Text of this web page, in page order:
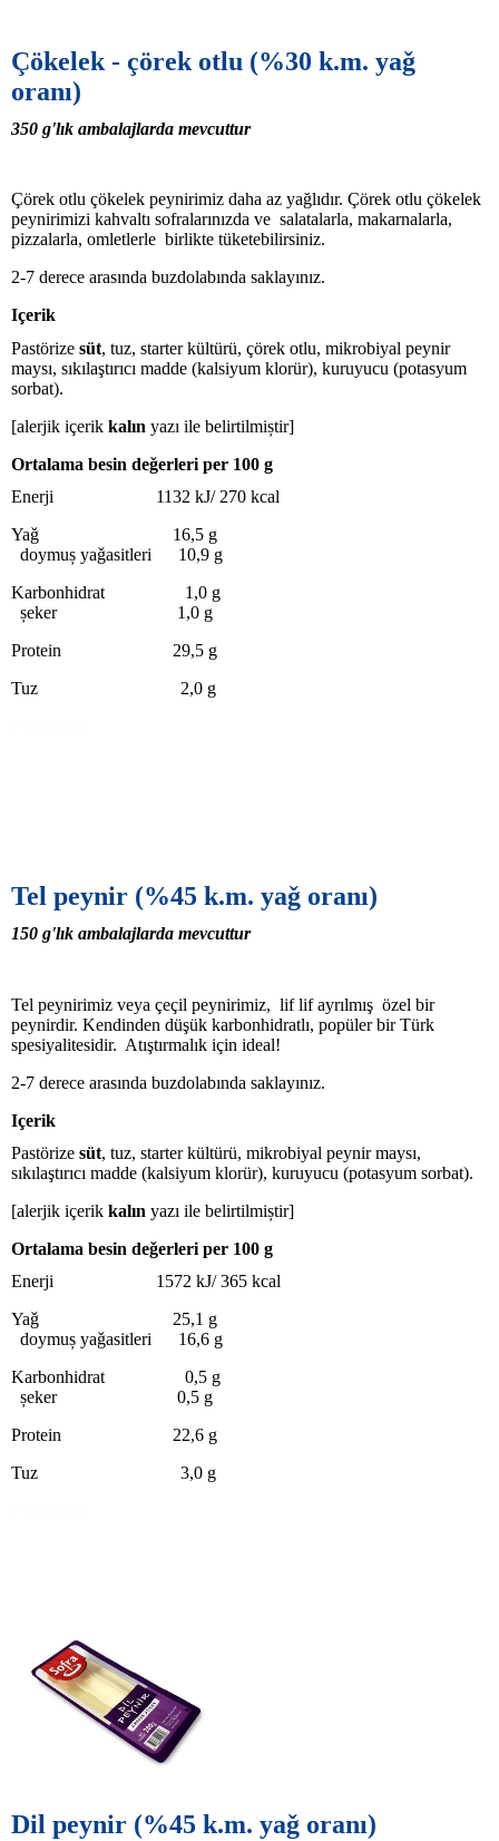
Çökelek - çörek otlu (%30 k.m. yaǧ
oranı)
350 g'lık ambalajlarda mevcuttur
Çörek otlu çökelek peynirimiz daha az yağlıdır. Çörek otlu çökelek
peynirimizi kahvaltı sofralarınızda ve salatalarla, makarnalarla,
pizzalarla, omletlerle birlikte tüketebilirsiniz.
2-7 derece arasında buzdolabında saklayınız.
Içerik
Pastörize süt, tuz, starter kültürü, çörek otlu, mikrobiyal peynir
maysı, sıkılaştırıcı madde (kalsiyum klorür), kuruyucu (potasyum
sorbat).
[alerjik içerik kalın yazı ile belirtilmiștir]
Ortalama besin deǧerleri per 100 g
Enerji 1132 kJ/ 270 kcal
Yaǧ 16,5 g
doymuș yaǧasitleri 10,9 g
Karbonhidrat 1,0 g
șeker 1,0 g
Protein 29,5 g
Tuz 2,0 g
Tel peynir (%45 k.m. yaǧ oranı)
150 g'lık ambalajlarda mevcuttur
Tel peynirimiz veya çeçil peynirimiz, lif lif ayrılmış özel bir
peynirdir. Kendinden düşük karbonhidratlı, popüler bir Türk
spesiyalitesidir. Atıştırmalık için ideal!
2-7 derece arasında buzdolabında saklayınız.
Içerik
Pastörize süt, tuz, starter kültürü, mikrobiyal peynir maysı,
sıkılaştırıcı madde (kalsiyum klorür), kuruyucu (potasyum sorbat).
[alerjik içerik kalın yazı ile belirtilmiștir]
Ortalama besin deǧerleri per 100 g
Enerji 1572 kJ/ 365 kcal
Yaǧ 25,1 g
doymuș yaǧasitleri 16,6 g
Karbonhidrat 0,5 g
șeker 0,5 g
Protein 22,6 g
Tuz 3,0 g
Dil peynir (%45 k.m. yaǧ oranı)